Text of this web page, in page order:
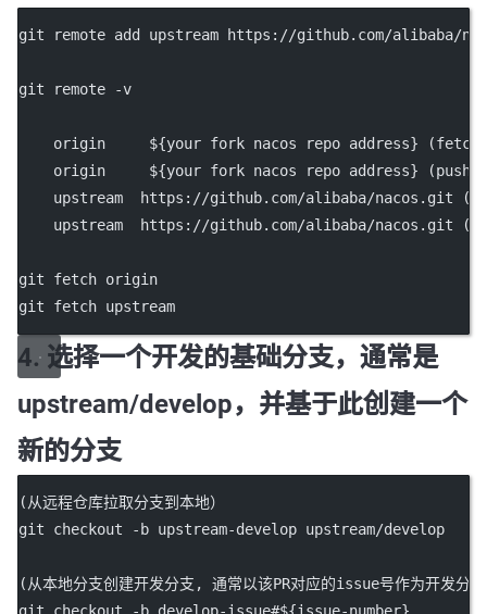
git remote add upstream https://github.com/alibaba/
git remote -v
    origin     ${your fork nacos repo address} (fetch)
    origin     ${your fork nacos repo address} (push)
upstream  https://github.com/alibaba/nacos.git
upstream  https://github.com/alibaba/nacos.git
git fetch origin
git fetch upstream
4. 选择一个开发的基础分支，通常是
upstream/develop，并基于此创建一个
新的分支
(从远程仓库拉取分支到本地）
git checkout -b upstream-develop upstream/develop
(从本地分支创建开发分支, 通常以该PR对应的issue号作为开发分